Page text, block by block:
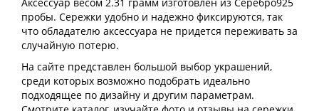
пробы. Сережки удобно и надежно фиксируются, так
что обладателю аксессуара не придется переживать за
случайную потерю.
На сайте представлен большой выбор украшений,
среди которых возможно подобрать идеально
подходящее по дизайну и другим параметрам.